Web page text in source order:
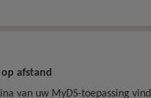
op afstand
van uw MyDS-toepassing